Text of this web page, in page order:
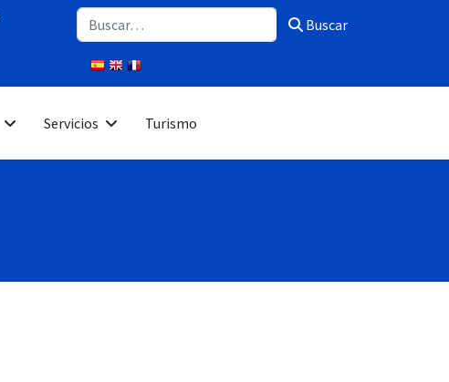
Buscar Buscar
Servicios Turismo